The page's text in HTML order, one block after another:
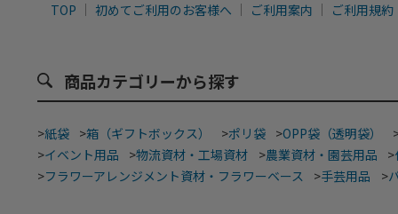
TOP 初めてご利用のお客様へ ご利用案内 ご利用規約
商品カテゴリーから探す
>紙袋 >箱（ギフトボックス） >ポリ袋 >OPP袋（透明袋）
>イベント用品 >物流資材・工場資材 >農業資材・園芸用品 >
>フラワーアレンジメント資材・フラワーベース >手芸用品 >